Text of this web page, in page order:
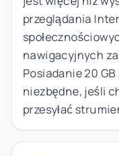
przeglądania
nawigacyjnych
Posiadanie 20
niezbędne, jeśli
przesyłać